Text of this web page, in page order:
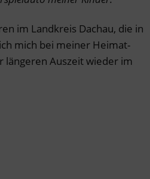
im Landkreis Dachau, die in
mich bei meiner Heimat-
längeren Auszeit wieder im